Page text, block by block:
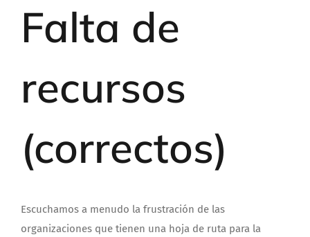
Falta de
recursos
(correctos)
Escuchamos a menudo la frustración de las
organizaciones que tienen una hoja de ruta para la